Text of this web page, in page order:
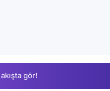
gör!